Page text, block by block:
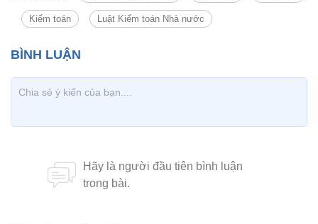
Kiểm toán Luật Kiểm toán Nhà nước